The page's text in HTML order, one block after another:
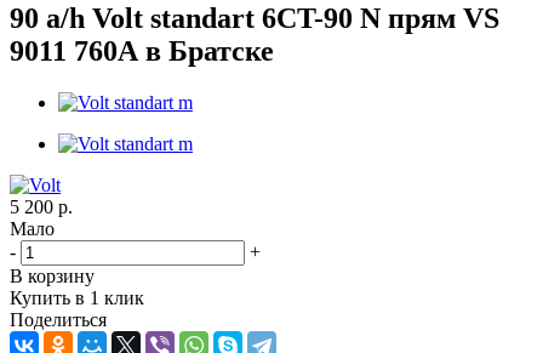
90 a/h Volt standart 6CT-90 N прям VS
9011 760А в Братске
5 200 р.
Мало
-
+
В корзину
Купить в 1 клик
Поделиться